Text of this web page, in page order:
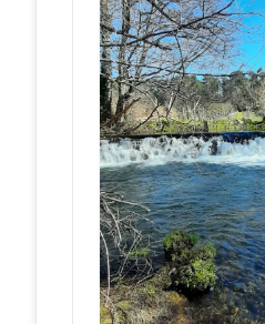
1656. Built to prev...
Forte de São
João Baptista /
Forte da
Berlenga -
Peniche | All
About Portugal
Forte de São João
&gt; Peniche &gt;
Pedro) Heritage ·
rosea in the shape...
PASSEIOS EM